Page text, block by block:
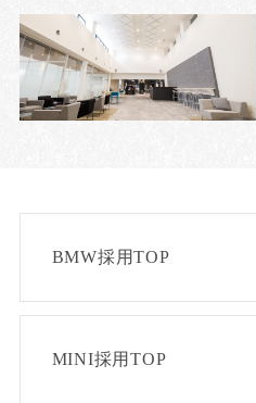
BMW採用TOP
MINI採用TOP